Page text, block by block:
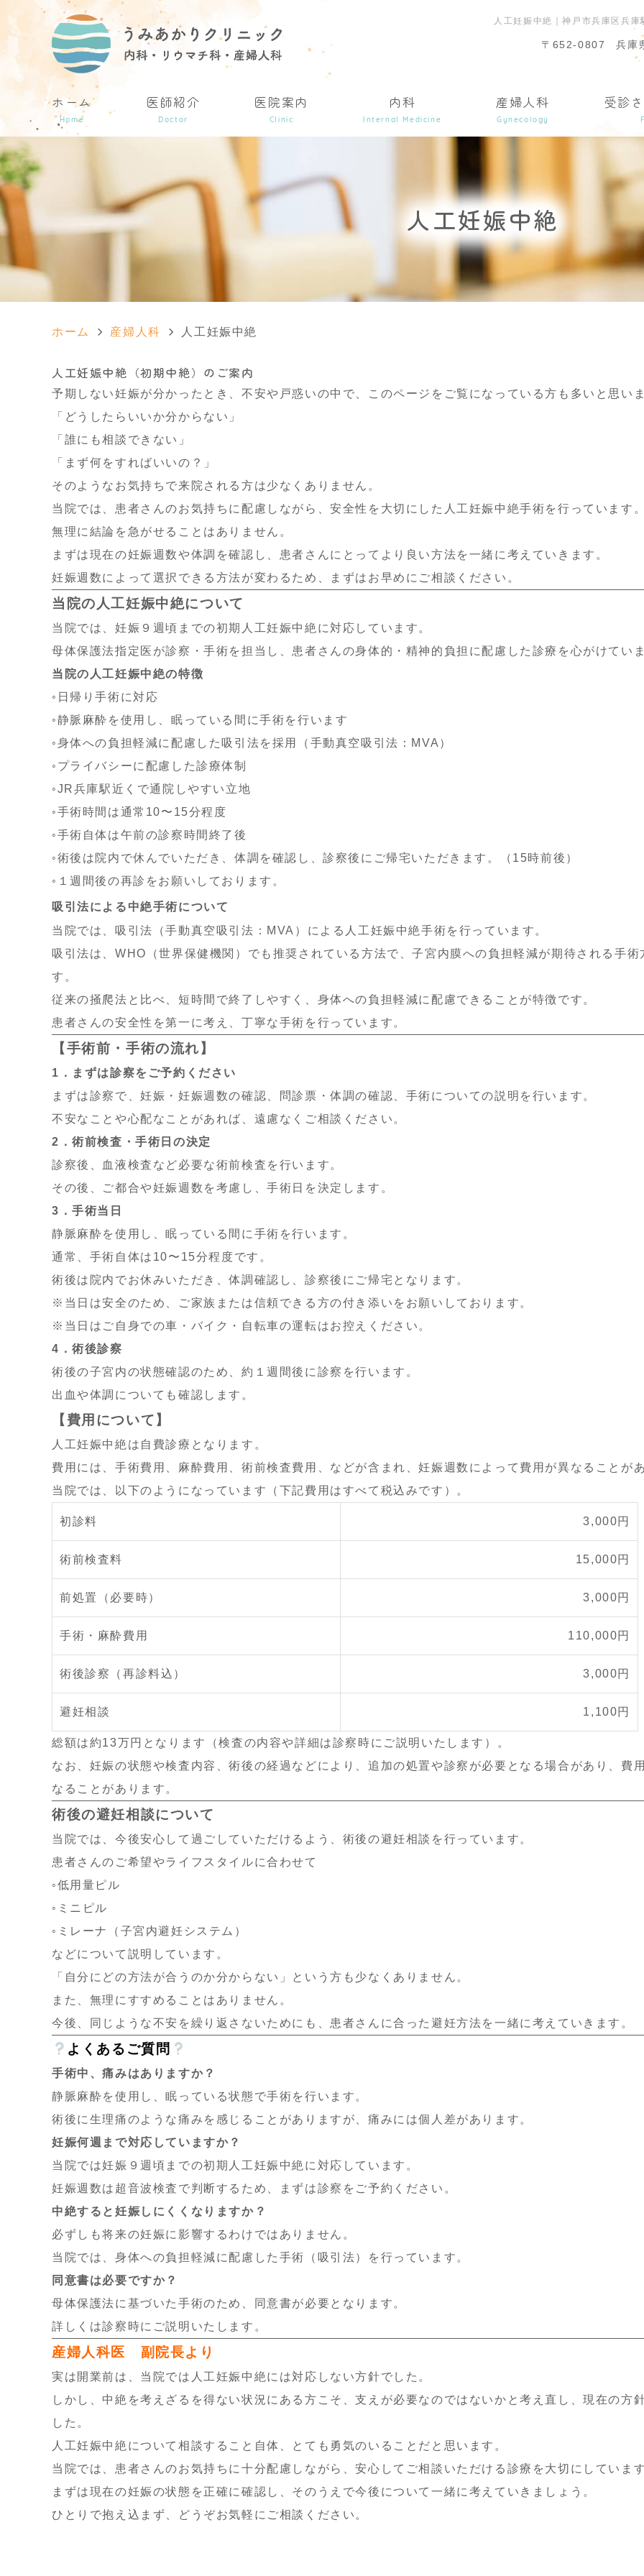
人工妊娠中絶｜神戸市兵庫区兵
〒652-0807 兵庫
ホーム
Home
医師紹介
Doctor
医院案内
Clinic
内科
Internal Medicine
産婦人科
Gynecology
受診
人工妊娠中絶
ホーム 産婦人科 人工妊娠中絶
人工妊娠中絶（初期中絶）のご案内
予期しない妊娠が分かったとき、不安や戸惑いの中で、このページをご覧になっている方も多いと思いま
「どうしたらいいか分からない」
「誰にも相談できない」
「まず何をすればいいの？」
そのようなお気持ちで来院される方は少なくありません。
当院では、患者さんのお気持ちに配慮しながら、安全性を大切にした人工妊娠中絶手術を行っています。
無理に結論を急がせることはありません。
まずは現在の妊娠週数や体調を確認し、患者さんにとってより良い方法を一緒に考えていきます。
妊娠週数によって選択できる方法が変わるため、まずはお早めにご相談ください。
当院の人工妊娠中絶について
当院では、妊娠９週頃までの初期人工妊娠中絶に対応しています。
母体保護法指定医が診察・手術を担当し、患者さんの身体的・精神的負担に配慮した診療を心がけていま
当院の人工妊娠中絶の特徴
◦日帰り手術に対応
◦静脈麻酔を使用し、眠っている間に手術を行います
◦身体への負担軽減に配慮した吸引法を採用（手動真空吸引法：MVA）
◦ プライバシーに配慮した診療体制
◦JR兵庫駅近くで通院しやすい立地
◦手術時間は通常 10〜 15分程度
◦手術自体は午前の診察時間終了後
◦術後は院内で休んでいただき、体調を確認し、診察後にご帰宅いただきます。（15時前後）
◦ １週間後の再診をお願いしております。
吸引法による中絶手術について
当院では、吸引法
（手動真空吸引法：MVA） による人工妊娠中絶手術を行っています。
吸引法は、 WHO
（世界保健機関）でも推奨されている方法で、子宮内膜への負担軽減が期待される手術
す。
従来の掻爬法と比べ、短時間で終了しやすく、身体への負担軽減に配慮できることが特徴です。
患者さんの安全性を第一に考え、丁寧な手術を行っています。
【手術前・手術の流れ】
1 ．まずは診察をご予約ください
まずは診察で、妊娠・妊娠週数の確認、問診票・体調の確認、 手術についての説明 を行います。
不安なことや心配なことがあれば、遠慮なくご相談ください。
2 ．術前検査・手術日の決定
診察後、血液検査など必要な術前検査を行います。
その後、ご都合や妊娠週数を考慮し、手術日を決定します。
3 ．手術当日
静脈麻酔を使用し、眠っている間に手術を行います。
通常、手術自体は 10〜 15分程度です。
術後は院内でお休みいただき、体調確認し、診察後にご帰宅となります。
※当日は安全のため、ご家族または信頼できる方の付き添いをお願いしております。
※当日はご自身での車・バイク・自転車の運転はお控えください。
4 ．術後診察
術後の子宮内の状態確認のため、約１週間後に診察を行います。
出血や体調についても確認します。
【費用について】
人工妊娠中絶は自費診療となります。
費用には、 手術費用、 麻酔費用、 術前検査費用、 などが含まれ、妊娠週数によって費用が異なることが
当院では、以下のようになっています（下記費用はすべて税込みです）。
初診料 3,000円
術前検査料 15,000円
前処置（必要時） 3,000円
手術・麻酔費用 110,000円
術後診察（再診料込） 3,000円
避妊相談 1,100円
総額は約13万円となります（検査の内容や詳細は診察時にご説明いたします）。
なお、妊娠の状態や検査内容、術後の経過などにより、追加の処置や診察が必要となる場合があり、費
なることがあります。
術後の避妊相談について
当院では、今後安心して過ごしていただけるよう、術後の避妊相談を行っています。
患者さんのご希望やライフスタイルに合わせて
◦低用量ピル
◦ミニピル
◦ミレーナ（子宮内避妊システム）
などについて説明しています。
「自分にどの方法が合うのか分からない」という方も少なくありません。
また、無理にすすめることはありません。
今後、同じような不安を繰り返さないためにも、患者さんに合った避妊方法を一緒に考えていきます。
よくあるご質問
手術中、痛みはありますか？
静脈麻酔を使用し、眠っている状態で手術を行います。
術後に生理痛のような痛みを感じることがありますが、痛みには個人差があります。
妊娠何週まで対応していますか？
当院では妊娠９週頃までの初期人工妊娠中絶に対応しています。
妊娠週数は超音波検査で判断するため、まずは診察をご予約ください。
中絶すると妊娠しにくくなりますか？
必ずしも将来の妊娠に影響するわけではありません。
当院では、身体への負担軽減に配慮した手術（吸引法）を行っています。
同意書は必要ですか？
母体保護法に基づいた手術のため、同意書が必要となります。
詳しくは診察時にご説明いたします。
産婦人科医 副院長より
実は開業前は、当院では人工妊娠中絶には対応しない方針でした。
しかし、中絶を考えざるを得ない状況にある方こそ、支えが必要なのではないかと考え直し、現在の方
した。
人工妊娠中絶について相談すること自体、とても勇気のいることだと思います。
当院では、患者さんのお気持ちに十分配慮しながら、安心してご相談いただける診療を大切にしています
まずは現在の妊娠の状態を正確に確認し、そのうえで今後について一緒に考えていきましょう。
ひとりで抱え込まず、どうぞお気軽にご相談ください。